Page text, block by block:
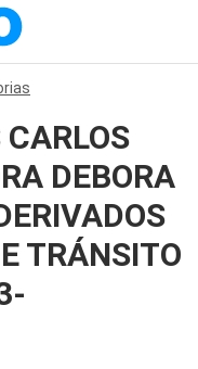
DEBORA
TRÁNSITO